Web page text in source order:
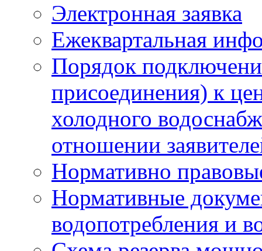
Электронная заявка
Ежеквартальная
Порядок
присоединения) к
холодного
отношении
Нормативно
Нормативные
водопотребления и